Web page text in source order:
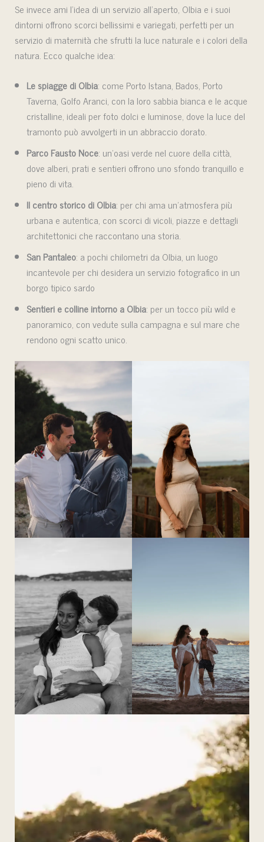
Se invece ami l’idea di un servizio all’aperto, Olbia e i suoi
dintorni offrono scorci bellissimi e variegati, perfetti per un
servizio di maternità che sfrutti la luce naturale e i colori della
natura. Ecco qualche idea:
Le spiagge di Olbia: come Porto Istana, Bados, Porto
Taverna, Golfo Aranci, con la loro sabbia bianca e le acque
cristalline, ideali per foto dolci e luminose, dove la luce del
tramonto può avvolgerti in un abbraccio dorato.
Parco Fausto Noce: un’oasi verde nel cuore della città,
dove alberi, prati e sentieri offrono uno sfondo tranquillo e
pieno di vita.
Il centro storico di Olbia: per chi ama un’atmosfera più
urbana e autentica, con scorci di vicoli, piazze e dettagli
architettonici che raccontano una storia.
San Pantaleo: a pochi chilometri da Olbia, un luogo
incantevole per chi desidera un servizio fotografico in un
borgo tipico sardo
Sentieri e colline intorno a Olbia: per un tocco più wild e
panoramico, con vedute sulla campagna e sul mare che
rendono ogni scatto unico.